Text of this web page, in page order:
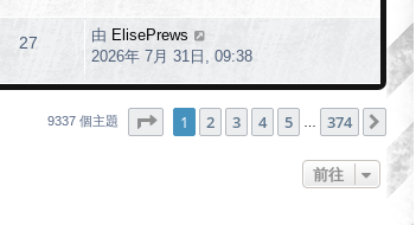
27 由 ElisePrews
2026年 7月 31日, 09:38
9337 個主題 1頁 (共 374 頁)
1 2 3 4 5 374 下
前往